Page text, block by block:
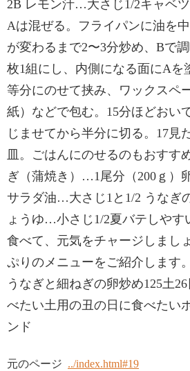
2B レモン汁…大さじ1/2キャベツ
Aは混ぜる。フライパンに油を
が変わるまで2〜3分炒め、Bで
枚1組にし、内側になる面にAを
等分にのせて挟み、ワックスペ
紙）などで包む。15分ほどおい
じませてから半分に切る。17見
皿。ごはんにのせるのもおすす
ぎ（蒲焼き）…1尾分（200ｇ
サラダ油…大さじ1と1/2 うなぎ
ょうゆ…小さじ1/2夏バテしやす
食べて、元気をチャージしまし
ぷりのメニューをご紹介します
うなぎと細ねぎの卵炒め125土
べたい土用の丑の日に食べたい
ンド
元のページ ../index.html#19